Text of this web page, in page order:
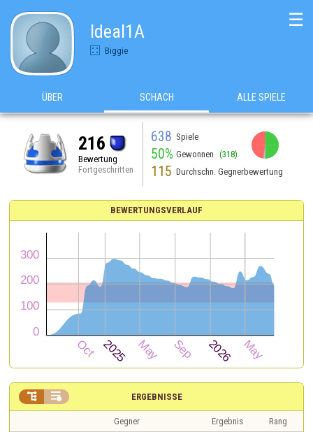
Ideal1A
Biggie
☰
ÜBER SCHACH ALLE SPIELE
216
Bewertung
Fortgeschritten
638 Spiele
50% Gewonnen (318)
115 Durchschn. Gegnerbewertung
BEWERTUNGSVERLAUF
ERGEBNISSE
 
Gegner Ergebnis
Rang